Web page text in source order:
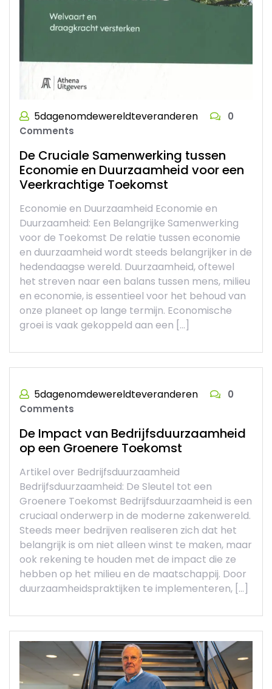
5dagenomdewereldteveranderen
0
Comments
De Cruciale Samenwerking tussen
Economie en Duurzaamheid voor een
Veerkrachtige Toekomst
Economie en Duurzaamheid Economie en
Duurzaamheid: Een Belangrijke Samenwerking
voor de Toekomst De relatie tussen economie
en duurzaamheid wordt steeds belangrijker in de
hedendaagse wereld. Duurzaamheid, oftewel
het streven naar een balans tussen mens, milieu
en economie, is essentieel voor het behoud van
onze planeet op lange termijn. Economische
groei is vaak gekoppeld aan een […]
5dagenomdewereldteveranderen
0
Comments
De Impact van Bedrijfsduurzaamheid
op een Groenere Toekomst
Artikel over Bedrijfsduurzaamheid
Bedrijfsduurzaamheid: De Sleutel tot een
Groenere Toekomst Bedrijfsduurzaamheid is een
cruciaal onderwerp in de moderne zakenwereld.
Steeds meer bedrijven realiseren zich dat het
belangrijk is om niet alleen winst te maken, maar
ook rekening te houden met de impact die ze
hebben op het milieu en de maatschappij. Door
duurzaamheidspraktijken te implementeren, […]